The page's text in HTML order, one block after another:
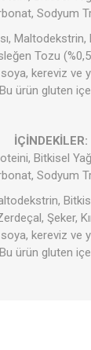
Temizlik
Minik Veganlar
Şeker Yerine
Çorbalar
Sodyum
Tozu
kereviz ve
Bu ürün gluten
İÇİNDEKİLER:
Bitkisel
Sodyum
Şeker,
kereviz ve
Bu ürün gluten